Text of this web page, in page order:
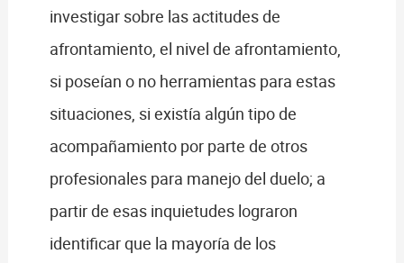
investigar sobre las actitudes de
afrontamiento, el nivel de afrontamiento,
si poseían o no herramientas para estas
situaciones, si existía algún tipo de
acompañamiento por parte de otros
profesionales para manejo del duelo; a
partir de esas inquietudes lograron
identificar que la mayoría de los